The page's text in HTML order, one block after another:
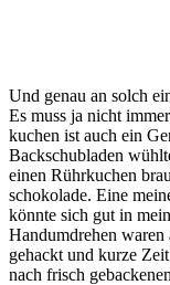
Und genau an solch
Es muss ja nicht
ku­chen ist auch ein
Back­schub­la­den
einen Rühr­ku­chen
scho­ko­la­de. Eine
könn­te sich gut in
Hand­um­dre­hen
gehackt und kur­ze
nach frisch